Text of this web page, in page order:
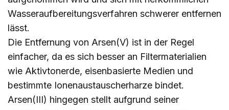
Wasseraufbereitungsverfahren schwerer entfernen
lässt.
Die Entfernung von Arsen(V) ist in der Regel
einfacher, da es sich besser an Filtermaterialien
wie Aktivtonerde, eisenbasierte Medien und
bestimmte Ionenaustauscherharze bindet.
Arsen(III) hingegen stellt aufgrund seiner